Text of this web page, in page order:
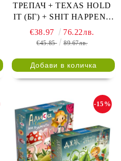
ТРЕПАЧ + TEXAS HOLD
IT (БГ) + SHIT HAPPENS
(БГ)
€38.97 76.22лв.
€45.85 89.67лв.
-15%